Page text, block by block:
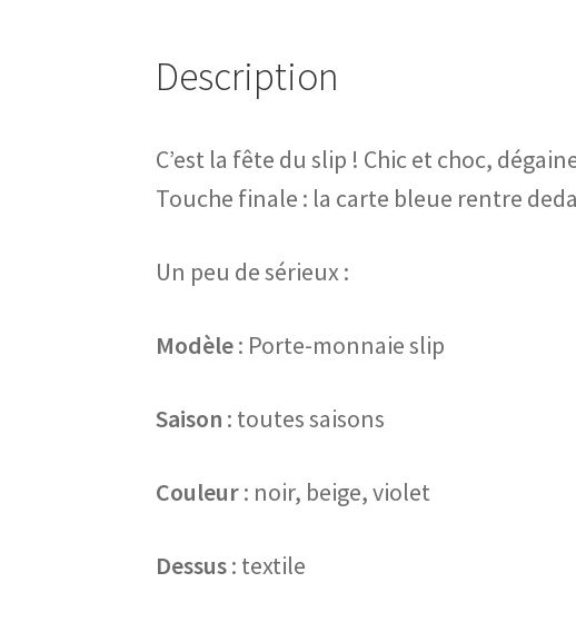
Description
C’est la fête du slip ! Chic et choc,
Touche finale : la carte bleue rentre
Un peu de sérieux :
Modèle: Porte-monnaie slip
Saison : toutes saisons
Couleur: noir, beige, violet
Dessus: textile